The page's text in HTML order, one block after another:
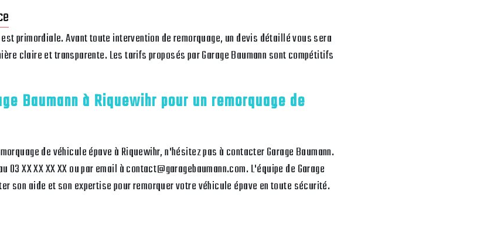
est primordiale. Avant toute intervention de remorquage, un devis détaillé vous sera
claire et transparente. Les tarifs proposés par Garage Baumann sont compétitifs
Baumann à Riquewihr pour un remorquage de
de véhicule épave à Riquewihr, n'hésitez pas à contacter Garage Baumann.
XX XX XX XX ou par email à contact@garagebaumann.com. L'équipe de Garage
son aide et son expertise pour remorquer votre véhicule épave en toute sécurité.